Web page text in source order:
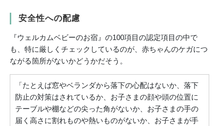
安全性への配慮
『ウェルカムベビーのお宿』の100項目の認定項目の中で
も、特に厳しくチェックしているのが、赤ちゃんのケガにつ
ながる箇所がないかどうかだそう。
「たとえば窓やベランダから落下の心配はないか、落下
防止の対策はされているか、お子さまの顔や頭の位置に
テーブルや棚などの尖った角がないか、お子さまの手の
届く高さに割れものや熱いものがないか、お子さまが手